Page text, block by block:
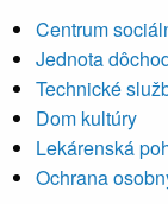
Centrum
Jednota
Technické
Dom kultúry
Lekárenská
Ochrana